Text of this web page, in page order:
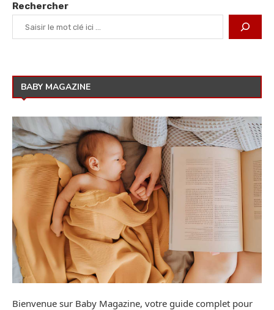
Rechercher
BABY MAGAZINE
Bienvenue sur Baby Magazine, votre guide complet pour